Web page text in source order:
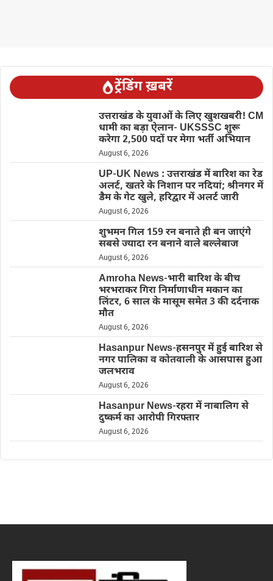
ट्रेंडिंग ख़बरें
उत्तराखंड के युवाओं के लिए खुशखबरी! CM
धामी का बड़ा ऐलान- UKSSSC शुरू
करेगा 2,500 पदों पर मेगा भर्ती अभियान
August 6, 2026
UP-UK News : उत्तराखंड में बारिश का रेड
अलर्ट, खतरे के निशान पर नदियां; श्रीनगर में
डैम के गेट खुले, हरिद्वार में अलर्ट जारी
August 6, 2026
शुभमन गिल 159 रन बनाते ही बन जाएंगे
सबसे ज्यादा रन बनाने वाले बल्लेबाज
August 6, 2026
Amroha News-भारी बारिश के बीच
भरभराकर गिरा निर्माणाधीन मकान का
लिंटर, 6 साल के मासूम समेत 3 की दर्दनाक
मौत
August 6, 2026
Hasanpur News-हसनपुर में हुई बारिश से
नगर पालिका व कोतवाली के आसपास हुआ
जलभराव
August 6, 2026
Hasanpur News-रहरा में नाबालिग से
दुष्कर्म का आरोपी गिरफ्तार
August 6, 2026